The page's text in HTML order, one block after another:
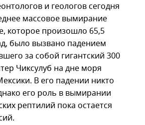
и геологов сегодня
массовое вымирание
которое произошло 65,5
было вызвано падением
за собой гигантский 300
Чиксулуб на дне моря
В его падении никто
его роль в вымирании
рептилий пока остается